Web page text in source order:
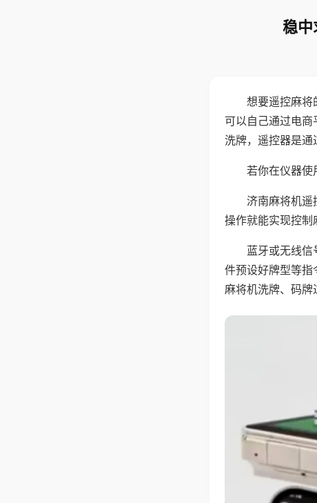
稳中
想要遥控麻将
可以自己通过电
洗牌，遥控器是通
若你在仪器使
济南麻将机遥
操作就能实现控制
蓝牙或无线
件预设好牌型等
麻将机洗牌、码牌